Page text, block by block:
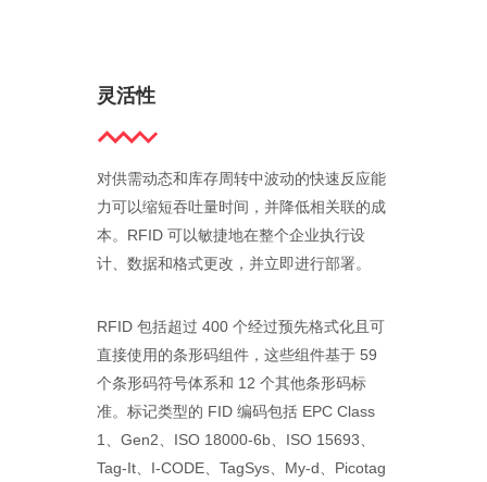
灵活性
对供需动态和库存周转中波动的快速反应能
力可以缩短吞吐量时间，并降低相关联的成
本。RFID 可以敏捷地在整个企业执行设
计、数据和格式更改，并立即进行部署。
RFID 包括超过 400 个经过预先格式化且可
直接使用的条形码组件，这些组件基于 59
个条形码符号体系和 12 个其他条形码标
准。标记类型的 FID 编码包括 EPC Class
1、Gen2、ISO 18000-6b、ISO 15693、
Tag-It、I-CODE、TagSys、My-d、Picotag